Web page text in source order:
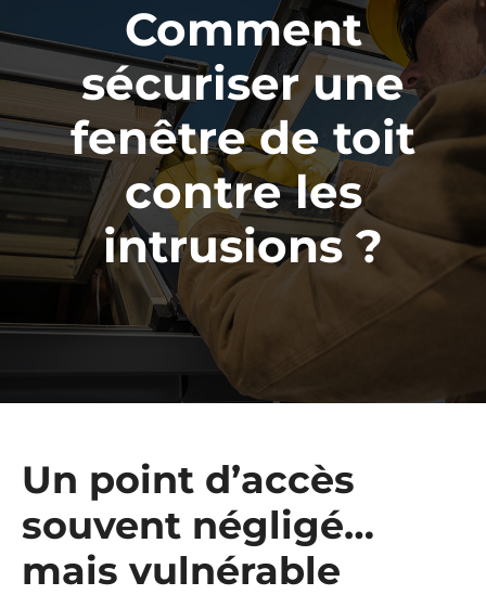
Comment
sécuriser une
fenêtre de toit
contre les
intrusions ?
Un point d’accès
souvent négligé…
mais vulnérable